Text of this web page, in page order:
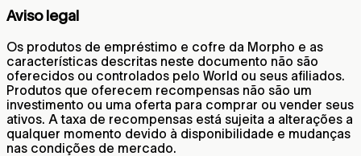
Aviso legal
Os produtos de empréstimo e cofre da Morpho e as
características descritas neste documento não são
oferecidos ou controlados pelo World ou seus afiliados.
Produtos que oferecem recompensas não são um
investimento ou uma oferta para comprar ou vender seus
ativos. A taxa de recompensas está sujeita a alterações a
qualquer momento devido à disponibilidade e mudanças
nas condições de mercado.